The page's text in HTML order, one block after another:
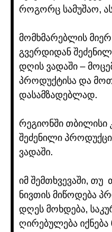
როგორც სამუშაო,
მომხმარებლის
გვერდიდან
დღის ვადაში –
პროდუქტისა და
დასამზადებლად.
რეგიონში თბილისი
შეძენილი
ვადაში.
იმ შემთხვევაში,
ნივთის მიწოდება
დღეს მოხდება,
ღირებულება